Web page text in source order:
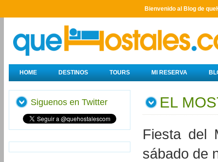
Bienvenido al Blog de
HOME DESTINOS TOURS MI RESERVA
EL
Fiesta del
sábado de
Siguenos en Twitter